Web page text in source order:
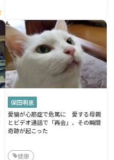
保田明恵
愛猫が心筋症で危篤に 愛する母親
とビデオ通話で「再会」、その瞬間
奇跡が起こった
健康